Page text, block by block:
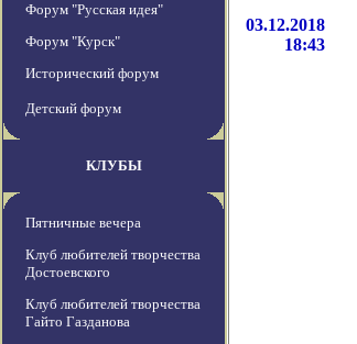
Форум "Русская идея"
Форум "Курск"
Исторический форум
Детский форум
КЛУБЫ
Пятничные вечера
Клуб любителей творчества
Достоевского
Клуб любителей творчества
Гайто Газданова
03.12.2018
18:43